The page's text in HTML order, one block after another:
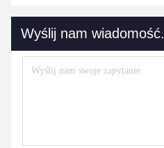
Wyślij nam wiadomość.